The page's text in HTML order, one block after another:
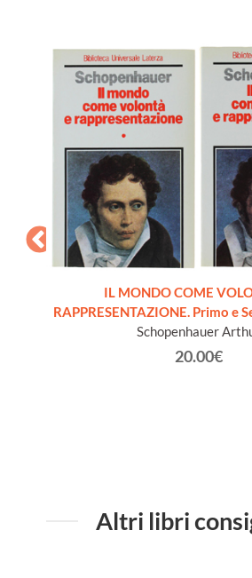
IL MONDO COME
RAPPRESENTAZIONE. Primo e
Schopenhauer
20.00€
Altri libri